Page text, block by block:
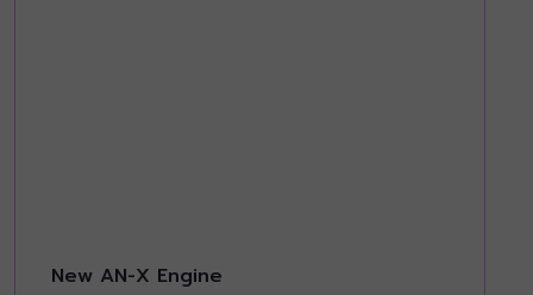
New AN-X Engine